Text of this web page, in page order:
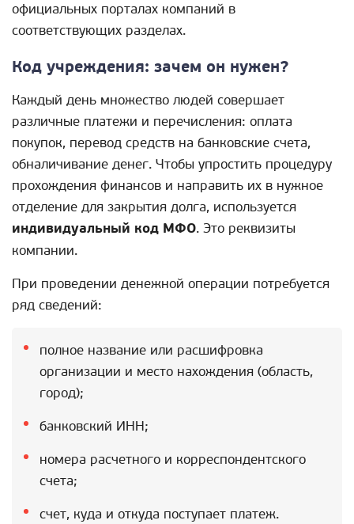
официальных порталах компаний в
соответствующих разделах.
Код учреждения: зачем он нужен?
Каждый день множество людей совершает
различные платежи и перечисления: оплата
покупок, перевод средств на банковские счета,
обналичивание денег. Чтобы упростить процедуру
прохождения финансов и направить их в нужное
отделение для закрытия долга, используется
индивидуальный код МФО. Это реквизиты
компании.
При проведении денежной операции потребуется
ряд сведений:
полное название или расшифровка
организации и место нахождения (область,
город);
банковский ИНН;
номера расчетного и корреспондентского
счета;
счет, куда и откуда поступает платеж.